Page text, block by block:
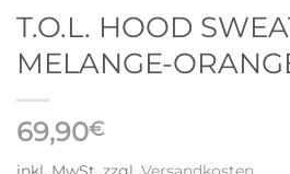
T.O.L. HOOD
MELANGE-
69,90€